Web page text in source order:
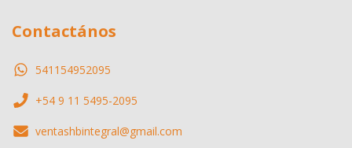
Contactános
541154952095
+54 9 11 5495-2095
ventashbintegral@gmail.com